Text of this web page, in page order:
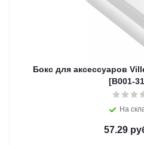
Бокс для аксессуаров
[B001-
На
57.29